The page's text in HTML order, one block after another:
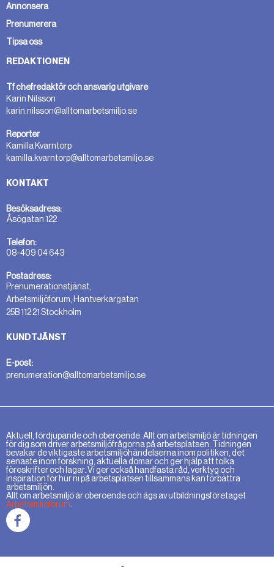
Annonsera
Prenumerera
Tipsa oss
REDAKTIONEN
Tf chefredaktör och ansvarig utgivare
Karin Nilsson
karin.nilsson@alltomarbetsmiljo.se
Reporter
Kamilla Kvarntorp
kamilla.kvarntorp@alltomarbetsmiljo.se
KONTAKT
Besöksadress:
Åsögatan 122
Telefon:
08-409 04 643
Postadress:
Prenumerationstjänst,
Arbetsmiljöforum, Hantverkargatan
25B 112 21 Stockholm
KUNDTJÄNST
E-post:
prenumeration@alltomarbetsmiljo.se
Aktuell, fördjupande och oberoende. Allt om arbetsmiljö är tidningen
för dig som driver arbetsmiljöfrågorna på arbetsplatsen. Tidningen
bevakar de viktigaste arbetsmiljöhändelserna inom politiken, det
senaste inom forskning, aktuella domar och ger hjälp att tolka
föreskrifter och lagar. Vi ger också handfasta råd, verktyg och
inspiration för hur ni på arbetsplatsen tillsammans kan förbättra
arbetsmiljön.
Allt om arbetsmiljö är oberoende och ägs av utbildningsföretaget
Arbetsmiljöforum